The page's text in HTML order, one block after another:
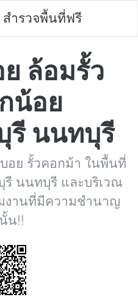
สำรวจพื้นที่ฟรี
ล้อมรั้ว
น้อย
รี นนทบุรี
อย รั้วคอกม้า ในพื้นที่
รี นนทบุรี และบริเวณ
งานที่มีความชำนาญ
น!!